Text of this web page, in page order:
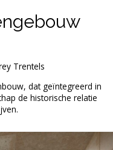
Trentels
dat geïntegreerd in
de historische relatie